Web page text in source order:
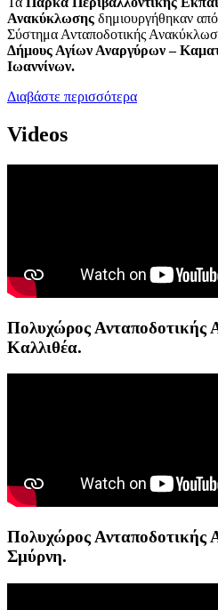
Ανακύκλωσης δημιουργήθηκαν
Σύστημα Ανταποδοτικής
Δήμους Αγίων Αναργύρων –
Ιωαννίνων.
Διαβάστε περισσότερα
Videos
Πολυχώρος Ανταποδοτικής
Καλλιθέα.
Πολυχώρος Ανταποδοτικής
Σμύρνη.